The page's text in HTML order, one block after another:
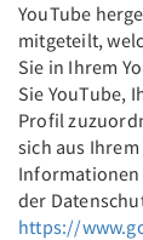
YouTube
mitgeteilt,
Sie in Ihrem
Sie YouTube,
Profil
sich aus
Informationen
der
https://